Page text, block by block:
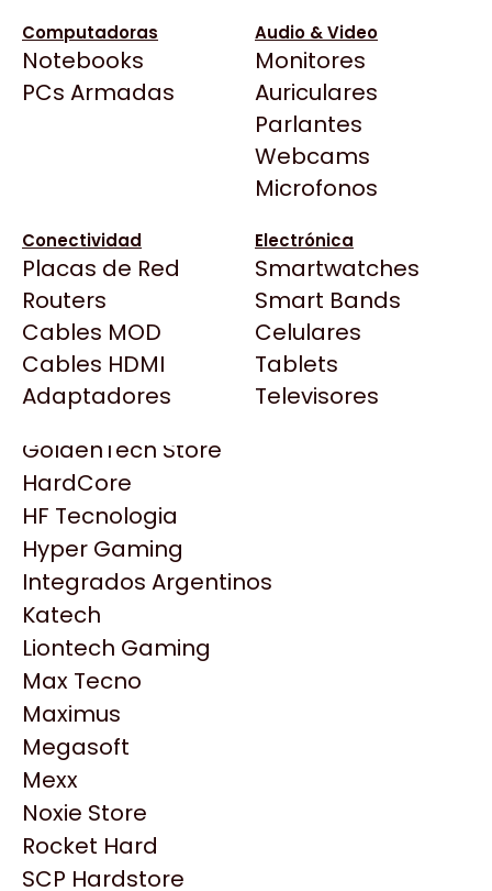
Computadoras
Notebooks
PCs Armadas
Audio & Video
Monitores
Auriculares
Parlantes
Webcams
Microfonos
Conectividad
Placas de Red
Routers
Cables MOD
Cables HDMI
Adaptadores
Electrónica
Smartwatches
Smart Bands
Celulares
Tablets
Televisores
BenQ
CX
Cooler Master
Deepcool
Dell
EVGA
Gamemax
Genesis
Genius
HP
HyperX
INNO3D
Intel
Kingston
Lenovo
Logitech
MSI
NVIDIA GeForce
NZXT
PNY
Palit
Philips
Todas las Tiendas
Click Gaming
Compufan Store
Dinobyte
Full H4rd
Gaming City
Gezatek
GoldenTech Store
HardCore
HF Tecnologia
Hyper Gaming
Integrados Argentinos
Katech
Liontech Gaming
Max Tecno
Maximus
Megasoft
Mexx
Noxie Store
Rocket Hard
SCP Hardstore
$80.000
Ver producto en la página de Portal Tech &
Gaming
Productos
Similares